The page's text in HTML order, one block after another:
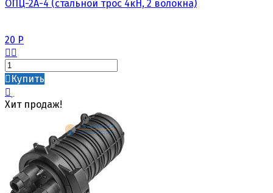
ОПЦ-2А-4 (стальной трос 4кН, 2 волокна)
20 Р
Купить
Хит продаж!